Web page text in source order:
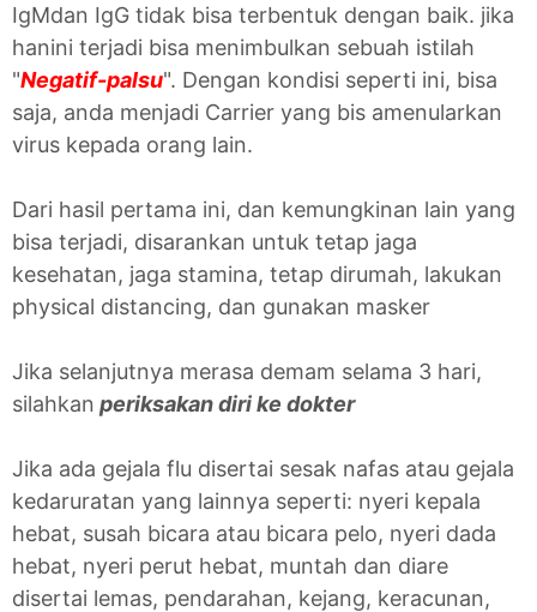
IgMdan IgG tidak bisa terbentuk dengan baik. jika
hanini terjadi bisa menimbulkan sebuah istilah
"Negatif-palsu". Dengan kondisi seperti ini, bisa
saja, anda menjadi Carrier yang bis amenularkan
virus kepada orang lain.
Dari hasil pertama ini, dan kemungkinan lain yang
bisa terjadi, disarankan untuk tetap jaga
kesehatan, jaga stamina, tetap dirumah, lakukan
physical distancing, dan gunakan masker
Jika selanjutnya merasa demam selama 3 hari,
silahkan periksakan diri ke dokter
Jika ada gejala flu disertai sesak nafas atau gejala
kedaruratan yang lainnya seperti: nyeri kepala
hebat, susah bicara atau bicara pelo, nyeri dada
hebat, nyeri perut hebat, muntah dan diare
disertai lemas, pendarahan, kejang, keracunan,